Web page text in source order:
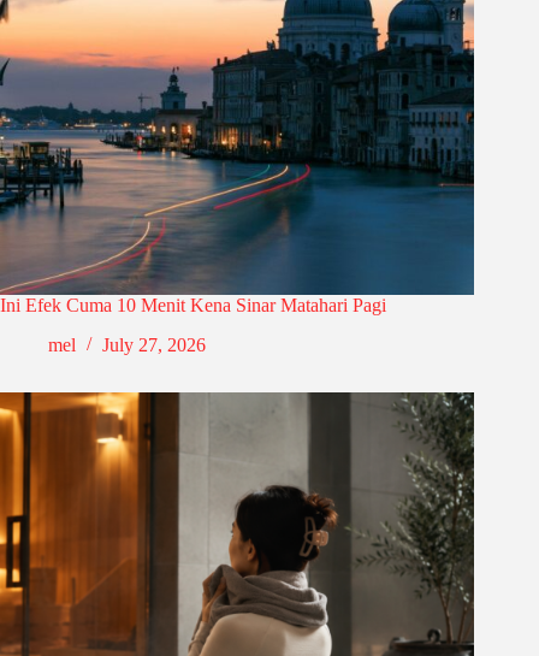
Ini Efek Cuma 10 Menit Kena Sinar Matahari Pagi
mel
July 27, 2026